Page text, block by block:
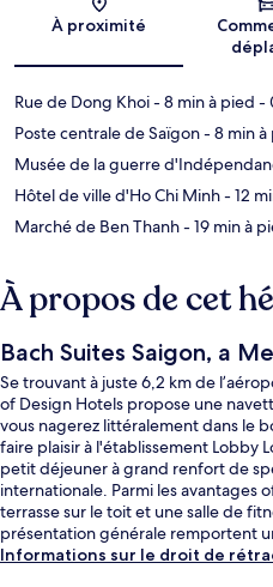
À proximité
Rue de Dong Khoi- 8 min à pied -
Poste centrale de Saïgon- 8 min à
Musée de la guerre
Hôtel de ville d'Ho Chi Minh- 12
Marché de Ben Thanh- 19 min à
À propos de cet
Bach Suites Saigon, a
Se trouvant à juste 6,2 km de
of Design Hotels propose une
vous nagerez littéralement dans le
faire plaisir à l'établissement Lobby
petit déjeuner à grand renfort de
internationale. Parmi les
terrasse sur le toit et une salle de
présentation générale remportent
voyageurs. Les transports publics
Informations sur le droit de